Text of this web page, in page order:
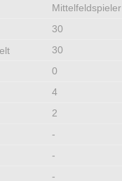
Mittelfeldspieler
30
30
0
4
2
-
-
-